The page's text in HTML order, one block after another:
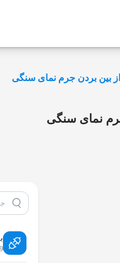
بین بردن جرم نمای سنگی
نمای سنگی